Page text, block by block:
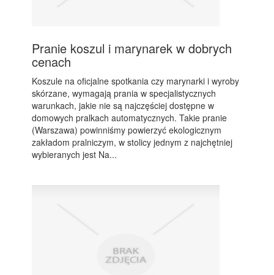
Pranie koszul i marynarek w dobrych
cenach
Koszule na oficjalne spotkania czy marynarki i wyroby
skórzane, wymagają prania w specjalistycznych
warunkach, jakie nie są najczęściej dostępne w
domowych pralkach automatycznych. Takie pranie
(Warszawa) powinniśmy powierzyć ekologicznym
zakładom pralniczym, w stolicy jednym z najchętniej
wybieranych jest Na...